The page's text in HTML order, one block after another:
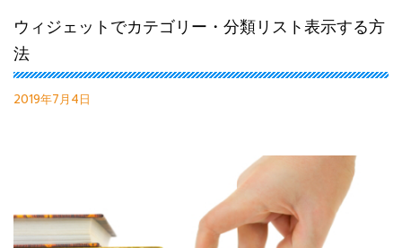
ウィジェットでカテゴリー・分類リスト表示する方
法
2019年7月4日